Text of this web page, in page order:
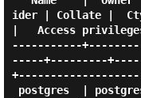
ider | Collate |
|   Access
-----------
-----+---------